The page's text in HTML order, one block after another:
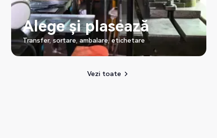
Alege și plasează
Transfer, sortare, ambalare, etichetare
Vezi toate